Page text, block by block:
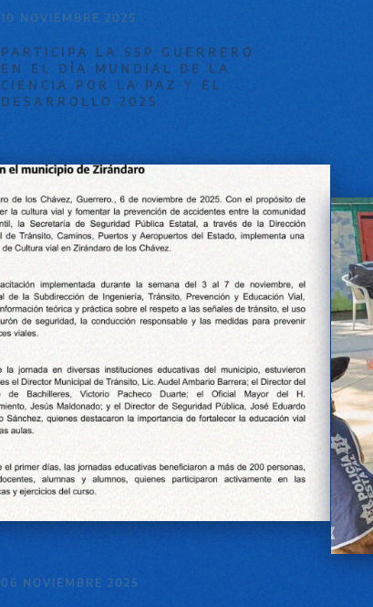
10 NOVIEMBRE 2025
PARTICIPA LA SSP GUERRERO
EN EL DÍA MUNDIAL DE LA
CIENCIA POR LA PAZ Y EL
DESARROLLO 2025
06 NOVIEMBRE 2025